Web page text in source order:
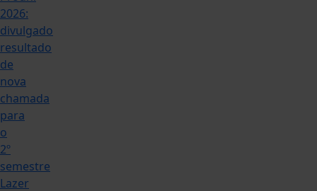
2026:
divulgado
resultado
de
nova
chamada
para
o
2º
semestre
Lazer